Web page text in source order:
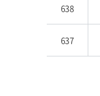
638
637